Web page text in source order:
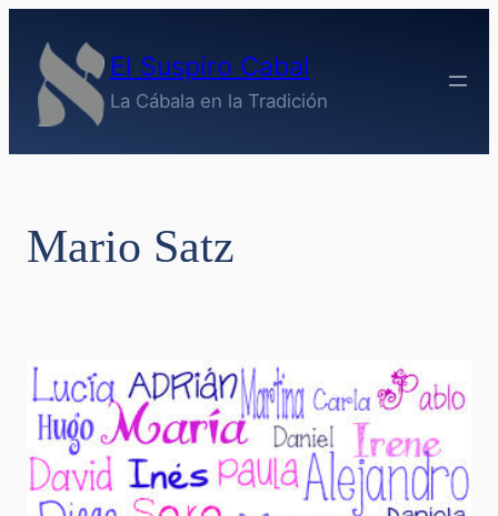
contenido
El Suspiro Cabal
La Cábala en la Tradición
Mario Satz